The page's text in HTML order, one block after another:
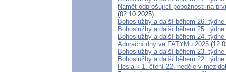
Námět odprošující pobožnosti na
(02.10.2025)
Bohoslužby a další během 26.
Bohoslužby a další během 25.
Bohoslužby a další během 24.
Adorační dny ve FATYMu 2025
Bohoslužby a další během 23.
Bohoslužby a další během 22.
Hesla k 1. čtení 22. neděle v